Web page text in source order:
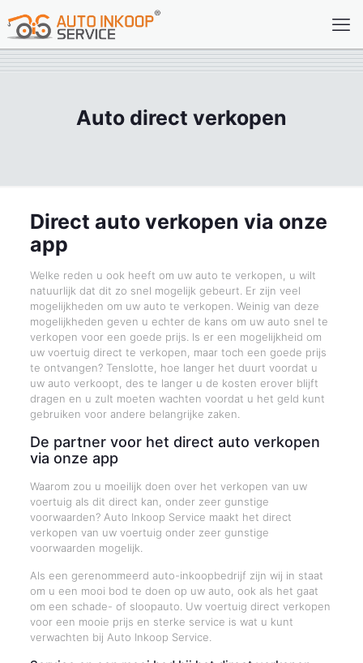
Auto direct verkopen
Direct auto verkopen via onze
app
Welke reden u ook heeft om uw auto te verkopen, u wilt
natuurlijk dat dit zo snel mogelijk gebeurt. Er zijn veel
mogelijkheden om uw auto te verkopen. Weinig van deze
mogelijkheden geven u echter de kans om uw auto snel te
verkopen voor een goede prijs. Is er een mogelijkheid om
uw voertuig direct te verkopen, maar toch een goede prijs
te ontvangen? Tenslotte, hoe langer het duurt voordat u
uw auto verkoopt, des te langer u de kosten erover blijft
dragen en u zult moeten wachten voordat u het geld kunt
gebruiken voor andere belangrijke zaken.
De partner voor het direct auto verkopen
via onze app
Waarom zou u moeilijk doen over het verkopen van uw
voertuig als dit direct kan, onder zeer gunstige
voorwaarden? Auto Inkoop Service maakt het direct
verkopen van uw voertuig onder zeer gunstige
voorwaarden mogelijk.
Als een gerenommeerd auto-inkoopbedrijf zijn wij in staat
om u een mooi bod te doen op uw auto, ook als het gaat
om een schade- of sloopauto. Uw voertuig direct verkopen
voor een mooie prijs en sterke service is wat u kunt
verwachten bij Auto Inkoop Service.